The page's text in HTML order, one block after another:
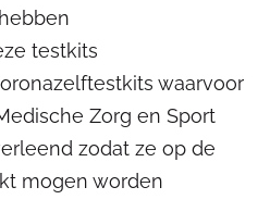
testkits
waarvoor
Zorg en Sport
zodat ze op de
mogen worden